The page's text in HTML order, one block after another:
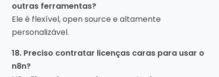
outras ferramentas?
Ele é flexível, open source e altamente
personalizável.
18. Preciso contratar licenças caras para usar o
n8n?